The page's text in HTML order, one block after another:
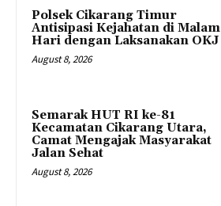
Polsek Cikarang Timur
Antisipasi Kejahatan di Malam
Hari dengan Laksanakan OKJ
August 8, 2026
Semarak HUT RI ke-81
Kecamatan Cikarang Utara,
Camat Mengajak Masyarakat
Jalan Sehat
August 8, 2026